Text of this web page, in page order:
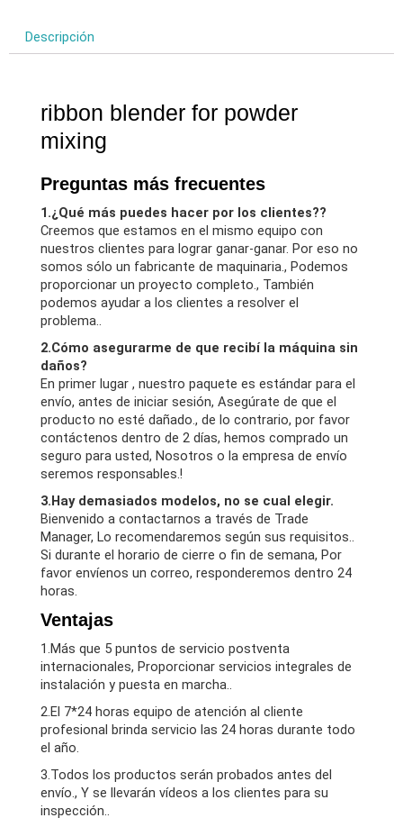
Descripción
ribbon blender for powder
mixing
Preguntas más frecuentes
1.¿Qué más puedes hacer por los clientes??
Creemos que estamos en el mismo equipo con
nuestros clientes para lograr ganar-ganar. Por eso no
somos sólo un fabricante de maquinaria., Podemos
proporcionar un proyecto completo., También
podemos ayudar a los clientes a resolver el
problema..
2.Cómo asegurarme de que recibí la máquina sin
daños?
En primer lugar , nuestro paquete es estándar para el
envío, antes de iniciar sesión, Asegúrate de que el
producto no esté dañado., de lo contrario, por favor
contáctenos dentro de 2 días, hemos comprado un
seguro para usted, Nosotros o la empresa de envío
seremos responsables.!
3.Hay demasiados modelos, no se cual elegir.
Bienvenido a contactarnos a través de Trade
Manager, Lo recomendaremos según sus requisitos..
Si durante el horario de cierre o fin de semana, Por
favor envíenos un correo, responderemos dentro 24
horas.
Ventajas
1.Más que 5 puntos de servicio postventa
internacionales, Proporcionar servicios integrales de
instalación y puesta en marcha..
2.El 7*24 horas equipo de atención al cliente
profesional brinda servicio las 24 horas durante todo
el año.
3.Todos los productos serán probados antes del
envío., Y se llevarán vídeos a los clientes para su
inspección..